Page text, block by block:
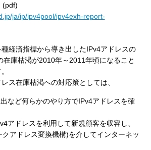
(pdf)
ja/ip/ipv4pool/ipv4exh-report-
経済指標から導き出したIPv4アドレスの
在庫枯渇が2010年～2011年頃になること
ス在庫枯渇への対応策としては、
など何らかのやり方でIPv4アドレスを確
アドレスを利用して新規顧客を収容し、
クアドレス変換機構)を介してインターネッ